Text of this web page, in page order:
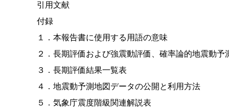
引用文献
付録
１．本報告書に使用する用語の意味
２．長期評価および強震動評価、確率論的地震動
３．長期評価結果一覧表
４．地震動予測地図データの公開と利用方法
５．気象庁震度階級関連解説表